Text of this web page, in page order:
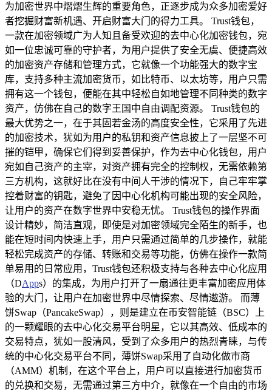
为加密世界中熠熠生辉的重要角色，正逐步成为众多加密爱好
者挖掘财富新机遇、开启财富大门的得力工具。 Trust钱包，
一款在加密领域广为人知且备受欢迎的去中心化加密钱包，宛
如一位忠诚可靠的守护者，为用户提供了安全无虞、便捷高效
的加密资产存储和管理方式，它就像一个功能强大的数字宝
库，支持多种主流加密货币，如比特币、以太坊等，用户只需
拥有这一个钱包，便能在其中轻松自如地管理不同种类的数字
资产，仿佛在自己的数字王国中自由调配资源。 Trust钱包的
最大优势之一，在于其固若金汤的高度安全性，它采用了先进
的加密技术，犹如为用户的私钥和资产信息披上了一层坚不可
摧的铠甲，确保它们得到妥善保护，作为去中心化钱包，用户
宛如自己资产的主宰，对资产拥有完全的控制权，无需依赖第
三方机构，这就好比在没有中间人干涉的情况下，自己牢牢掌
控着财富的钥匙，避免了因中心化机构可能出现的安全风险，
让用户的资产在数字世界中安稳无忧。 Trust钱包的操作界面
设计精妙，简洁直观，即使是对加密领域完全陌生的新手，也
能在短时间内快速上手，用户只需通过简单的几步操作，就能
轻松完成资产的存储、转账和交易等功能，仿佛在操作一款简
单易用的日常应用，Trust钱包还积极支持与各种去中心化应用
（DApps）的集成，为用户打开了一扇通往更丰富加密应用体
验的大门，让用户在加密世界中尽情探索、尽情遨游。 而薄
饼Swap（PancakeSwap），则是建立在币安智能链（BSC）上
的一颗耀眼的去中心化交易平台明星，它以其高效、低成本的
交易特点，犹如一股清风，受到了众多用户的热烈青睐，与传
统的中心化交易平台不同，薄饼Swap采用了自动化做市商
（AMM）机制，在这个平台上，用户可以直接进行加密货币
的兑换和交易，无需通过第三方中介，就像在一个自由的市场